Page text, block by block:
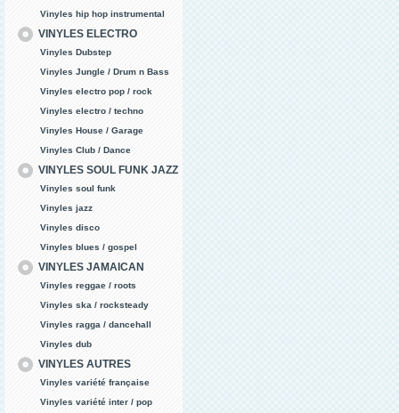
Vinyles hip hop instrumental
VINYLES ELECTRO
Vinyles Dubstep
Vinyles Jungle / Drum n Bass
Vinyles electro pop / rock
Vinyles electro / techno
Vinyles House / Garage
Vinyles Club / Dance
VINYLES SOUL FUNK JAZZ
Vinyles soul funk
Vinyles jazz
Vinyles disco
Vinyles blues / gospel
VINYLES JAMAICAN
Vinyles reggae / roots
Vinyles ska / rocksteady
Vinyles ragga / dancehall
Vinyles dub
VINYLES AUTRES
Vinyles variété française
Vinyles variété inter / pop